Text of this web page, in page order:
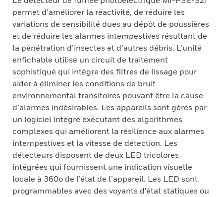
permet d’améliorer la réactivité, de réduire les
variations de sensibilité dues au dépôt de poussières
et de réduire les alarmes intempestives résultant de
la pénétration d’insectes et d’autres débris. L’unité
enfichable utilise un circuit de traitement
sophistiqué qui intègre des filtres de lissage pour
aider à éliminer les conditions de bruit
environnemental transitoires pouvant être la cause
d’alarmes indésirables. Les appareils sont gérés par
un logiciel intégré exécutant des algorithmes
complexes qui améliorent la résilience aux alarmes
intempestives et la vitesse de détection. Les
détecteurs disposent de deux LED tricolores
intégrées qui fournissent une indication visuelle
locale à 360o de l’état de l’appareil. Les LED sont
programmables avec des voyants d'état statiques ou